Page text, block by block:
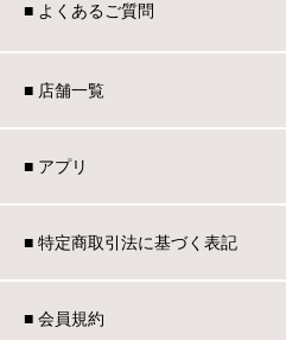
■ よくあるご質問
■ 店舗一覧
■ アプリ
■ 特定商取引法に基づく表記
■ 会員規約